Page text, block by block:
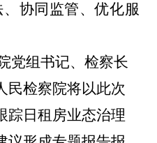
协同监管、优化服
党组书记、检察长
民检察院将以此次
踪日租房业态治理